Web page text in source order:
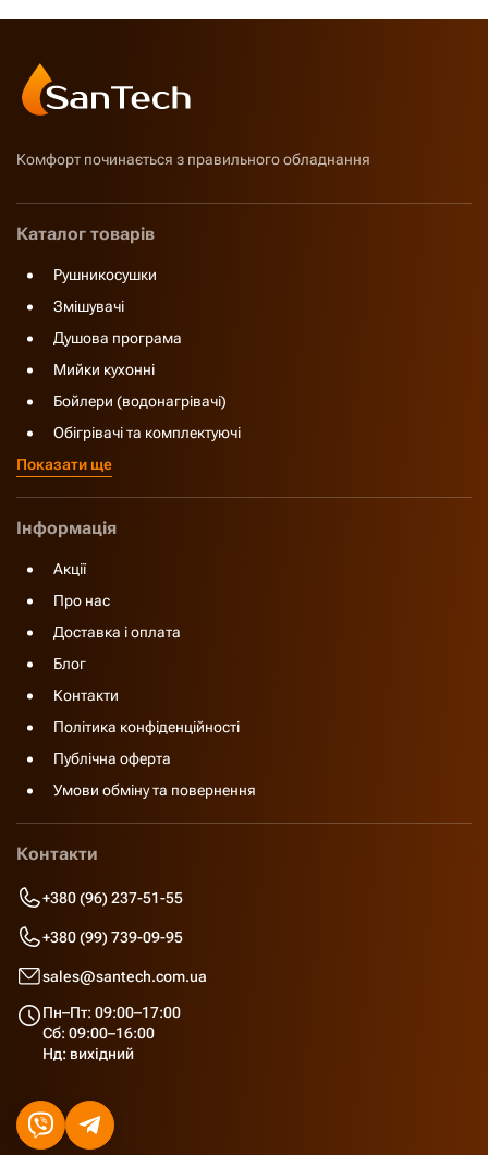
Комфорт починається з правильного обладнання
Каталог товарів
Рушникосушки
Змішувачі
Душова програма
Мийки кухонні
Бойлери (водонагрівачі)
Обігрівачі та комплектуючі
Показати ще
Інформація
Акції
Про нас
Доставка і оплата
Блог
Контакти
Політика конфіденційності
Публічна оферта
Умови обміну та повернення
Контакти
+380 (96) 237-51-55
+380 (99) 739-09-95
sales@santech.com.ua
Пн–Пт: 09:00–17:00
Сб: 09:00–16:00
Нд: вихідний